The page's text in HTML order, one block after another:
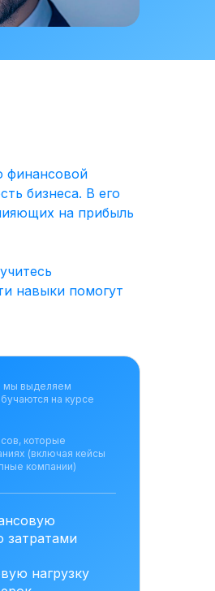
финансовой
бизнеса. В его
на прибыль
навыки помогут
затратами
мы выделяем
на курсе
которые
(включая кейсы
компании)
нагрузку